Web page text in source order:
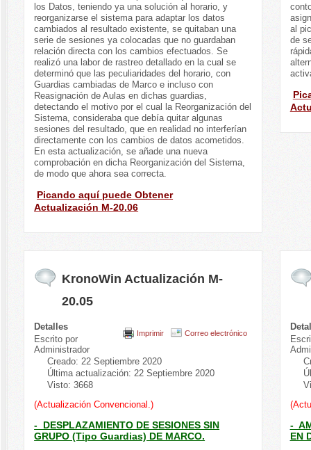
los Datos, teniendo ya una solución al horario, y
reorganizarse el sistema para adaptar los datos
cambiados al resultado existente, se quitaban una
serie de sesiones ya colocadas que no guardaban
relación directa con los cambios efectuados. Se
realizó una labor de rastreo detallado en la cual se
determinó que las peculiaridades del horario, con
Guardias cambiadas de Marco e incluso con
Reasignación de Aulas en dichas guardias,
detectando el motivo por el cual la Reorganización del
Sistema, consideraba que debía quitar algunas
sesiones del resultado, que en realidad no interferían
directamente con los cambios de datos acometidos.
En esta actualización, se añade una nueva
comprobación en dicha Reorganización del Sistema,
de modo que ahora sea correcta.
Picando aquí puede Obtener
Actualización M-20.06
al
de
KronoWin Actualización M-
20.05
Imprimir Correo electrónico
Detalles
Escrito por
Administrador
Creado: 22 Septiembre 2020
Última actualización: 22 Septiembre 2020
Visto: 3668
(Actualización Convencional.)
- DESPLAZAMIENTO DE SESIONES SIN
GRUPO (Tipo Guardias) DE MARCO.
-
EN